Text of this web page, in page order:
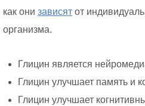
как они зависят от
организма.
Глицин является
Глицин улучшает память и
Глицин улучшает